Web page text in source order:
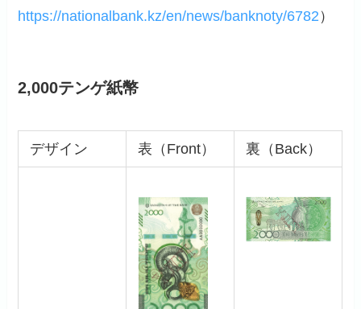
https://nationalbank.kz/en/news/banknoty/6782 ）
2,000テンゲ紙幣
デザイン 表（Front） 裏（Back）